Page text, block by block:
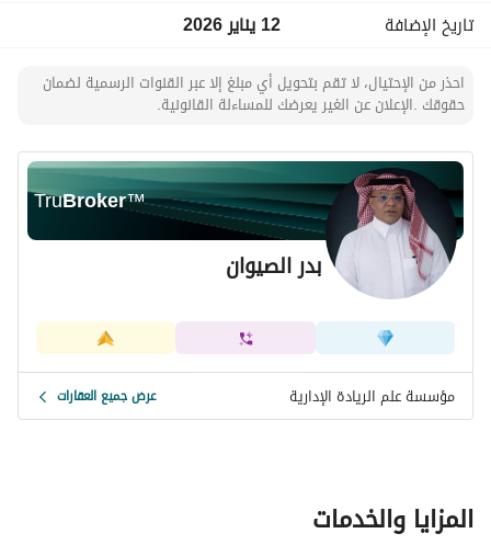
تاريخ الإضافة
12 يناير 2026
احذر من الإحتيال، لا تقم بتحويل أي مبلغ إلا عبر القنوات الرسمية لضمان
حقوقك .الإعلان عن الغير يعرضك للمساءلة القانونية.
TruBroker™
بدر الصيوان
مؤسسة علم الريادة الإدارية عرض جميع العقارات
المزايا والخدمات